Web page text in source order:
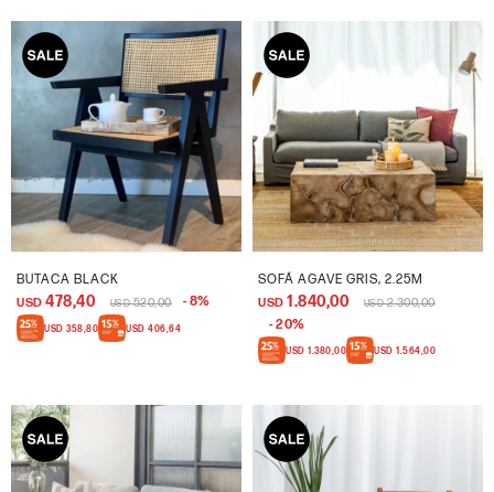
BUTACA BLACK
USD 478,40 USD 520,00 8
USD 358,80 USD 406,64
SOFÁ AGAVE GRIS, 2.25M
USD 1.840,00 USD 2.300,00
20
USD 1.380,00 USD 1.564,00